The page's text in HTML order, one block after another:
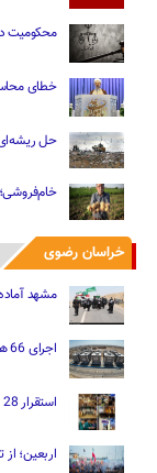
محکومیت
خطای
حل ریشه‌ای
خراسان رضوی
مشهد آماده
اجرای 66 هزار واحد نهضت ملی مسکن در خراسان رضوی
استقرار 28 موکب اسکان زائران در مشهد هم زمان با دهه پایانی صفر
اربعین؛